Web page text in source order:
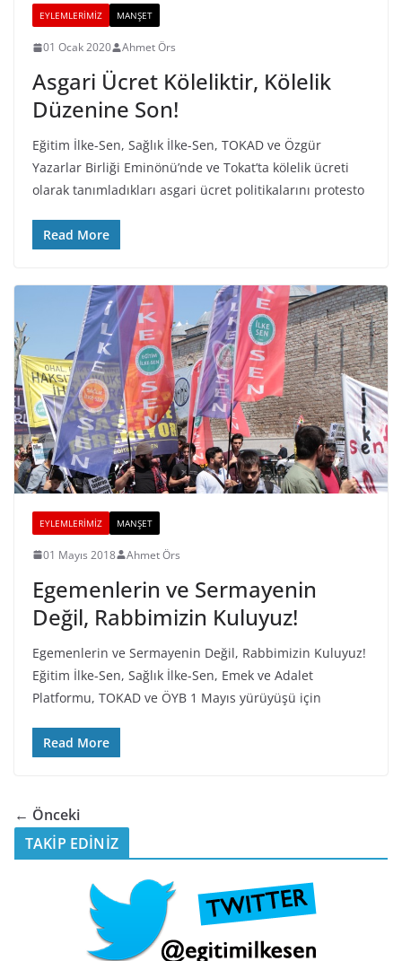
EYLEMLERIMIZ MANŞET
01 Ocak 2020 Ahmet Örs
Asgari Ücret Köleliktir, Kölelik
Düzenine Son!
Eğitim İlke-Sen, Sağlık İlke-Sen, TOKAD ve Özgür
Yazarlar Birliği Eminönü’nde ve Tokat’ta kölelik ücreti
olarak tanımladıkları asgari ücret politikalarını protesto
Read More
EYLEMLERIMIZ MANŞET
01 Mayıs 2018 Ahmet Örs
Egemenlerin ve Sermayenin
Değil, Rabbimizin Kuluyuz!
Egemenlerin ve Sermayenin Değil, Rabbimizin Kuluyuz!
Eğitim İlke-Sen, Sağlık İlke-Sen, Emek ve Adalet
Platformu, TOKAD ve ÖYB 1 Mayıs yürüyüşü için
Read More
← Önceki
TAKİP EDİNİZ